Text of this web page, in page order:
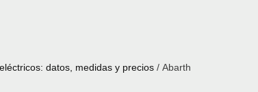
datos, medidas y precios / Abarth